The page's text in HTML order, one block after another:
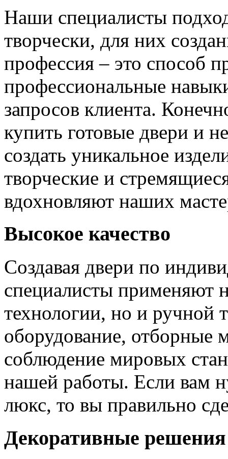
Наши специалисты
творчески, для них
профессия – это способ
профессиональные
запросов клиента.
купить готовые двери и
создать уникальное
творческие и
вдохновляют наших
Высокое качество
Создавая двери по
специалисты применяют
технологии, но и ручной
оборудование, отборные
соблюдение мировых
нашей работы. Если вам
люкс, то вы правильно
Декоративные решения